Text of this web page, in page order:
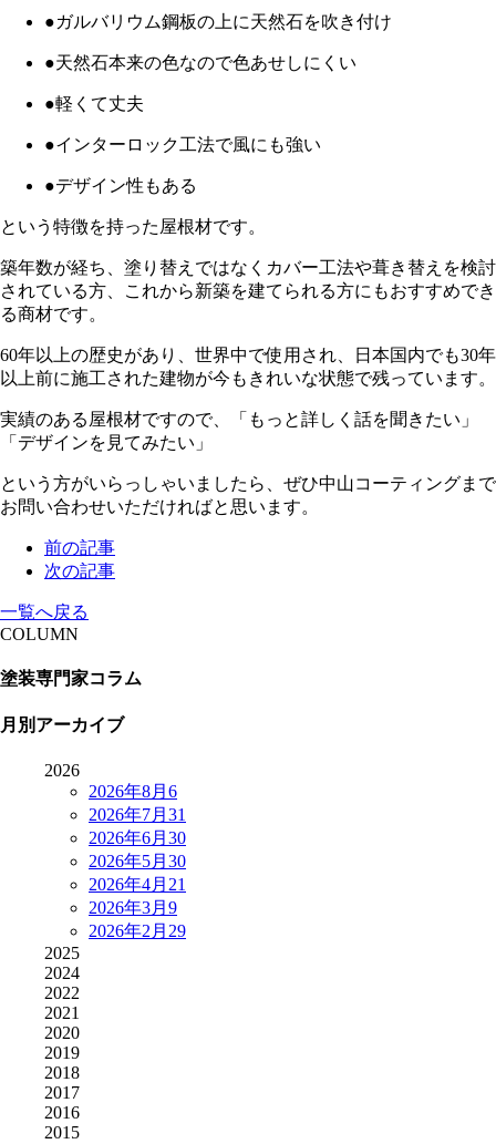
●ガルバリウム鋼板の上に天然石を吹き付け
●天然石本来の色なので色あせしにくい
●軽くて丈夫
●インターロック工法で風にも強い
●デザイン性もある
という特徴を持った屋根材です。
築年数が経ち、塗り替えではなくカバー工法や葺き替えを検討
されている方、これから新築を建てられる方にもおすすめでき
る商材です。
60年以上の歴史があり、世界中で使用され、日本国内でも30年
以上前に施工された建物が今もきれいな状態で残っています。
実績のある屋根材ですので、「もっと詳しく話を聞きたい」
「デザインを見てみたい」
という方がいらっしゃいましたら、ぜひ中山コーティングまで
お問い合わせいただければと思います。
前の記事
次の記事
一覧へ戻る
COLUMN
塗装専門家コラム
月別アーカイブ
2026
2026年8月 6
2026年7月 31
2026年6月 30
2026年5月 30
2026年4月 21
2026年3月 9
2026年2月 29
2025
2024
2022
2021
2020
2019
2018
2017
2016
2015